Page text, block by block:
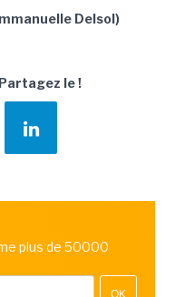
Delsol)
Partagez le !
plus de 50000
OK